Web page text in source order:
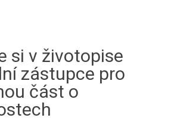
si v životopise
zástupce pro
část o